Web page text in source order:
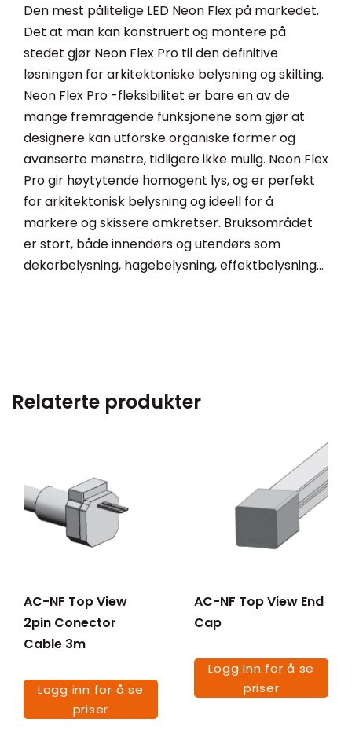
Den mest pålitelige LED Neon Flex på markedet.
Det at man kan konstruert og montere på
stedet gjør Neon Flex Pro til den definitive
løsningen for arkitektoniske belysning og skilting.
Neon Flex Pro -fleksibilitet er bare en av de
mange fremragende funksjonene som gjør at
designere kan utforske organiske former og
avanserte mønstre, tidligere ikke mulig. Neon Flex
Pro gir høytytende homogent lys, og er perfekt
for arkitektonisk belysning og ideell for å
markere og skissere omkretser. Bruksområdet
er stort, både innendørs og utendørs som
dekorbelysning, hagebelysning, effektbelysning…
Relaterte produkter
AC-NF Top View
2pin Conector
Cable 3m
Logg inn for å se
priser
AC-NF Top View End
Cap
Logg inn for å se
priser